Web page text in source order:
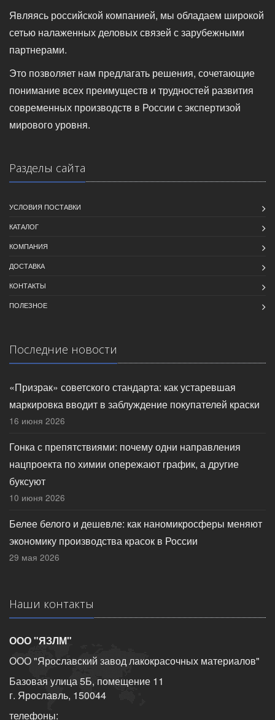
Являясь российской компанией, мы обладаем широкой
сетью налаженных деловых связей с зарубежными
партнерами.
Это позволяет нам предлагать решения, сочетающие
понимание всех преимуществ и трудностей развития
современных производств в России с экспертизой
мирового уровня.
Разделы сайта
УСЛОВИЯ ПОСТАВКИ
КАТАЛОГ
КОМПАНИЯ
ДОСТАВКА
КОНТАКТЫ
ПОЛЕЗНОЕ
Последние новости
«Призрак» советского стандарта: как устаревшая
маркировка вводит в заблуждение покупателей краски
16 июня 2026
Гонка с препятствиями: почему одни направления
нацпроекта по химии опережают график, а другие
буксуют
10 июня 2026
Белее белого и дешевле: как наномикросферы меняют
экономику производства красок в России
29 мая 2026
Наши контакты
ООО "ЯЗЛМ"
ООО "Ярославский завод лакокрасочных материалов"
Базовая улица 5Б, помещение 11
г. Ярославль, 150044
телефоны: